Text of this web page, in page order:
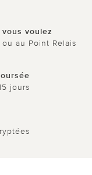
voulez
au Point Relais
jours